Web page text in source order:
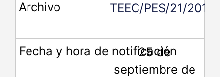
TEEC/PES/21/2018.
25 de
septiembre de